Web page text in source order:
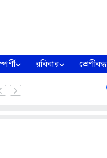
রবিবার শ্রেণীবদ্ধ